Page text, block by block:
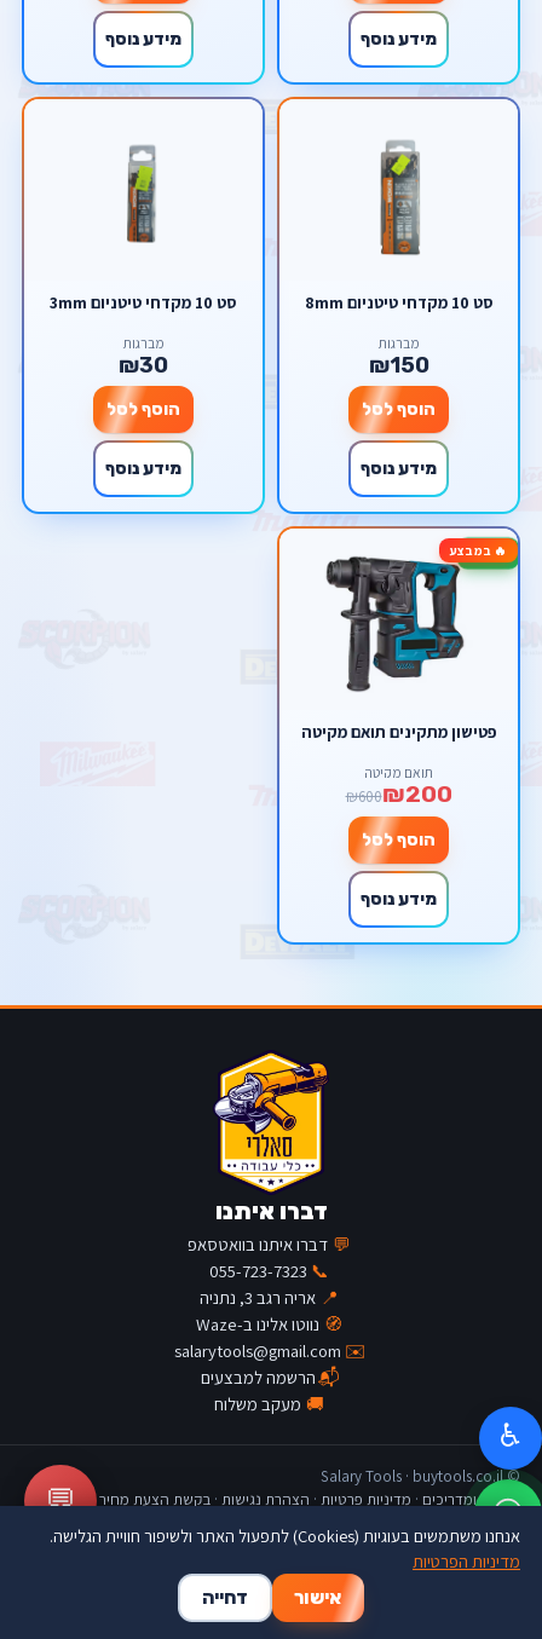
מידע נוסף מידע נוסף
סט 10 מקדחי טיטניום 8mm
מברגות
₪150
הוסף לסל
מידע נוסף
סט 10 מקדחי טיטניום 3mm
מברגות
₪30
הוסף לסל
מידע נוסף
🔥 במבצע-67%
פטישון מתקינים תואם מקיטה
תואם מקיטה
₪200
₪600
הוסף לסל
מידע נוסף
דברו איתנו
💬 דברו איתנו בוואטסאפ
📞
055-723-7323
📍 אריה רגב 3, נתניה
🧭 נווטו אלינו ב-Waze
✉️
salarytools@gmail.com
📬הרשמה למבצעים
🚚 מעקב משלוח
© Salary Tools · buytools.co.il
כתבות ומדריכים · מדיניות פרטיות · הצהרת נגישות · בקשת הצעת מחיר 💬
♿
🛒
סל קניות
אנחנו משתמשים בעוגיות (Cookies) לתפעול האתר ולשיפור חוויית הגלישה.
מדיניות הפרטיות
אישור
דחייה